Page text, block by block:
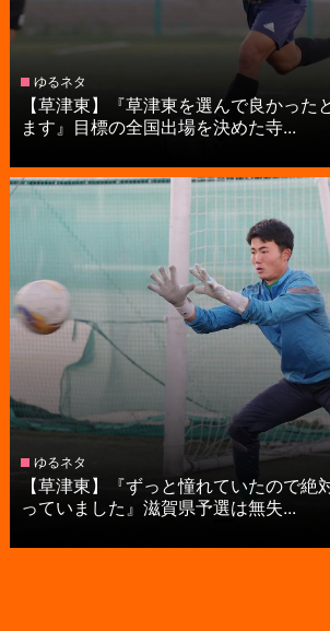
ゆるネタ
【草津東】『草津東を選んで良かった
ます』目標の全国出場を決めた寺...
ゆるネタ
【草津東】『ずっと憧れていたので絶
っていました』滋賀県予選は無失...